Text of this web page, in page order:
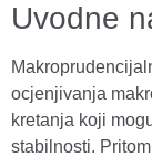
Uvodne
ocjenjivanja
kretanja koji
stabilnosti.